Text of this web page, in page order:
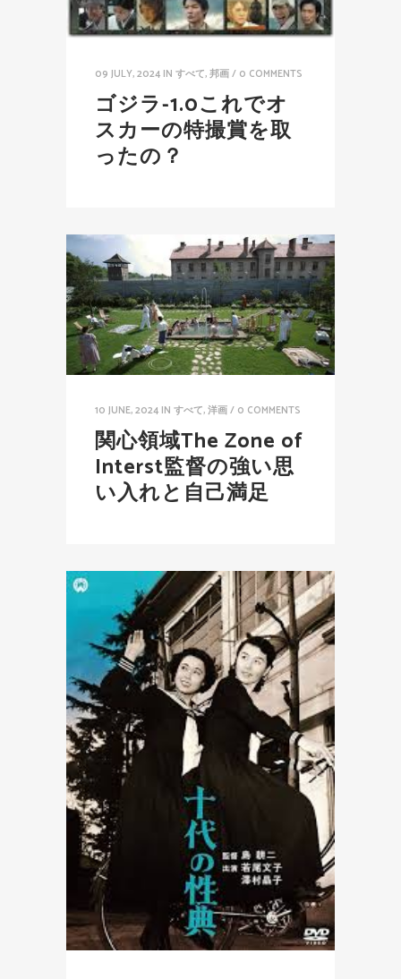
09 JULY, 2024 IN すべて,邦画/ 0 COMMENTS
ゴジラ-1.0これでオ
スカーの特撮賞を取
ったの？
10 JUNE, 2024 IN すべて,洋画/ 0 COMMENTS
関心領域The Zone of
Interst監督の強い思
い入れと自己満足